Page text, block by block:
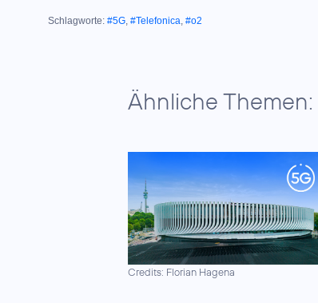
Schlagworte: #5G, #Telefonica, #o2
Ähnliche Themen:
Credits: Florian Hagena